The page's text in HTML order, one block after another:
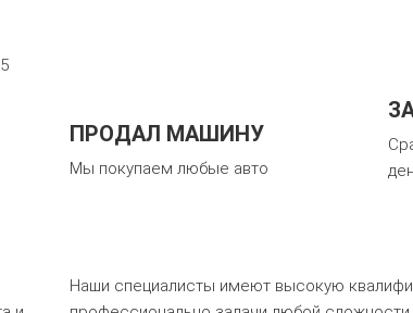
ПРОДАЛ МАШИНУ
Мы покупаем любые авто
Наши специалисты имеют высокую